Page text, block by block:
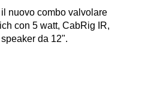
nuovo combo valvolare
con 5 watt, CabRig IR,
da 12".